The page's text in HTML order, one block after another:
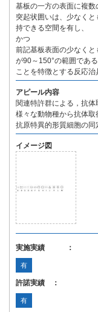
基板の一方の表面に複
突起状囲いは、少なく
持できる空間を有し、
かつ
前記基板表面の少なく
が90～150°の範囲である
ことを特徴とする反応治
アピール内容
関連特許群による，抗体
様々な動物種から抗体取
抗原特異的形質細胞の同
イメージ図
実施実績 ：
有
許諾実績 ：
有